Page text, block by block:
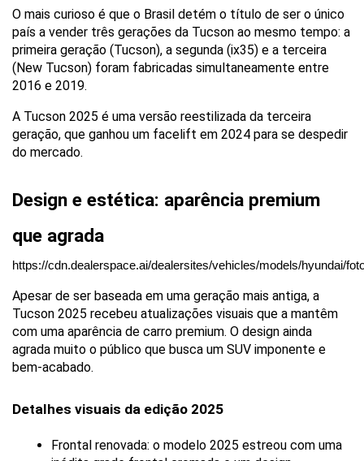
O mais curioso é que o Brasil detém o título de ser o único
país a vender três gerações da Tucson ao mesmo tempo: a
primeira geração (Tucson), a segunda (ix35) e a terceira
(New Tucson) foram fabricadas simultaneamente entre
2016 e 2019.
A Tucson 2025 é uma versão reestilizada da terceira
geração, que ganhou um facelift em 2024 para se despedir
do mercado.
Design e estética: aparência premium
que agrada
https://cdn.dealerspace.ai/dealersites/vehicles/models/hyundai/
Apesar de ser baseada em uma geração mais antiga, a
Tucson 2025 recebeu atualizações visuais que a mantêm
com uma aparência de carro premium. O design ainda
agrada muito o público que busca um SUV imponente e
bem-acabado.
Detalhes visuais da edição 2025
Frontal renovada: o modelo 2025 estreou com uma